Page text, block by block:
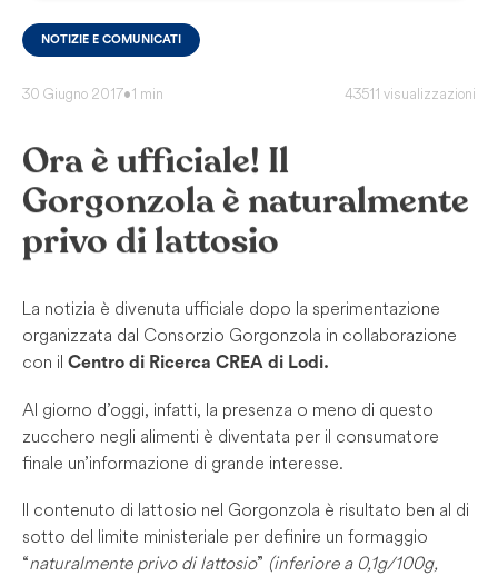
NOTIZIE E COMUNICATI
30 Giugno 2017•1 min 43511 visualizzazioni
Ora è ufficiale! Il
Gorgonzola è naturalmente
privo di lattosio
La notizia è divenuta ufficiale dopo la sperimentazione
organizzata dal Consorzio Gorgonzola in collaborazione
con il Centro di Ricerca CREA di Lodi.
Al giorno d’oggi, infatti, la presenza o meno di questo
zucchero negli alimenti è diventata per il consumatore
finale un’informazione di grande interesse.
Il contenuto di lattosio nel Gorgonzola è risultato ben al di
sotto del limite ministeriale per definire un formaggio
“naturalmente privo di lattosio” (inferiore a 0,1g/100g,